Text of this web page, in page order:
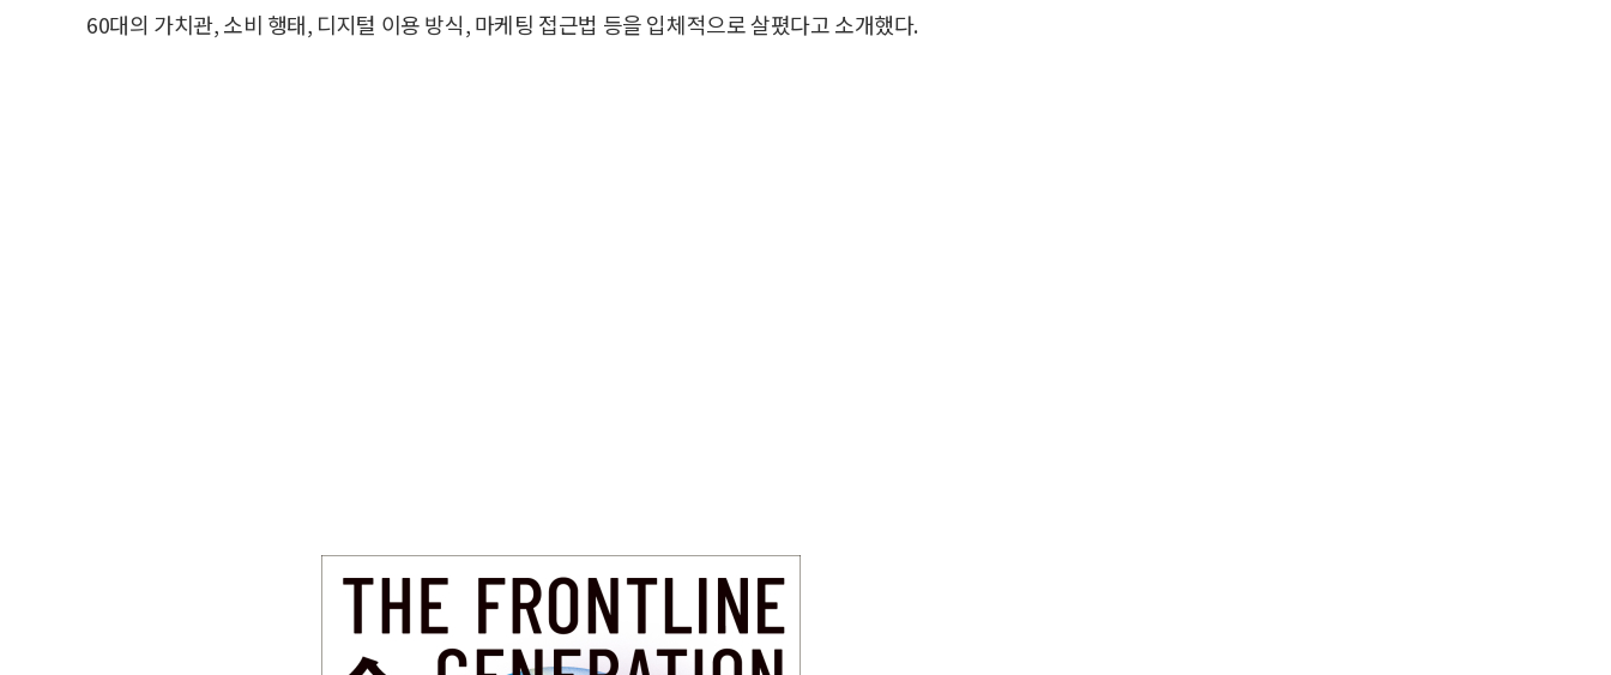
60대의 가치관, 소비 행태, 디지털 이용 방식, 마케팅 접근법 등을 입체적으로 살폈다고 소개했다.